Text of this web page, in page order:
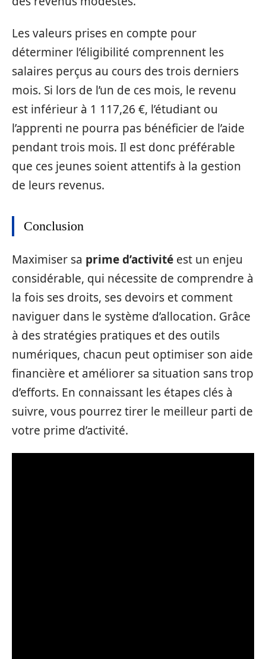
Les valeurs prises en compte pour
déterminer l’éligibilité comprennent les
salaires perçus au cours des trois derniers
mois. Si lors de l’un de ces mois, le revenu
est inférieur à 1 117,26 €, l’étudiant ou
l’apprenti ne pourra pas bénéficier de l’aide
pendant trois mois. Il est donc préférable
que ces jeunes soient attentifs à la gestion
de leurs revenus.
Conclusion
Maximiser sa prime d’activité est un enjeu
considérable, qui nécessite de comprendre à
la fois ses droits, ses devoirs et comment
naviguer dans le système d’allocation. Grâce
à des stratégies pratiques et des outils
numériques, chacun peut optimiser son aide
financière et améliorer sa situation sans trop
d’efforts. En connaissant les étapes clés à
suivre, vous pourrez tirer le meilleur parti de
votre prime d’activité.